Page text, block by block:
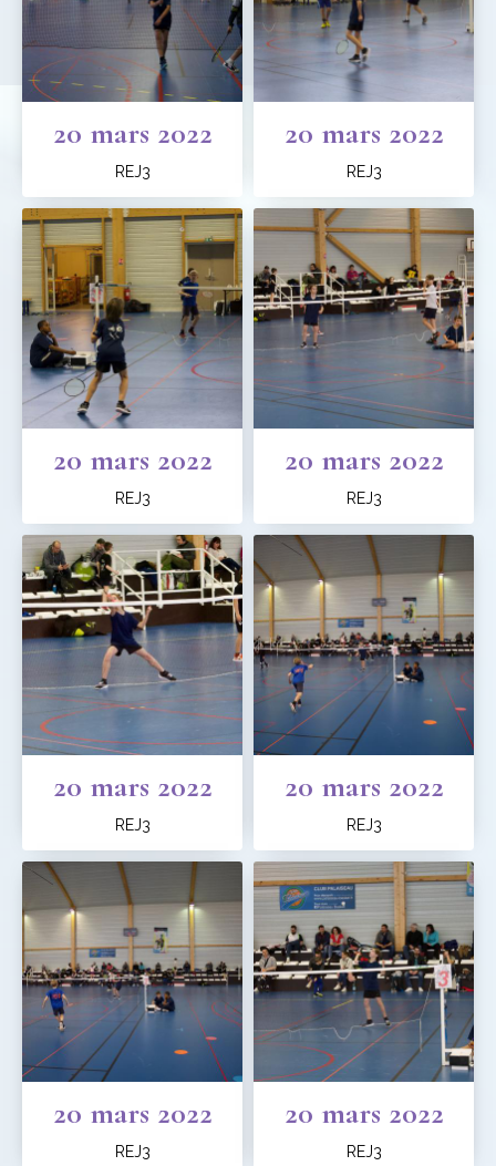
20 mars 2022
REJ3
20 mars 2022
REJ3
20 mars 2022
REJ3
20 mars 2022
REJ3
20 mars 2022
REJ3
20 mars 2022
REJ3
20 mars 2022
REJ3
20 mars 2022
REJ3